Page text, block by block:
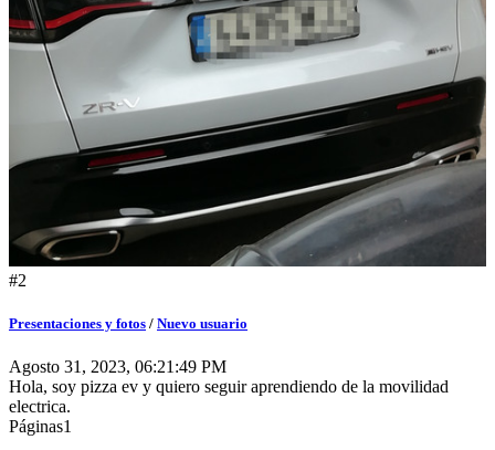
#2
Presentaciones y fotos / Nuevo usuario
Agosto 31, 2023, 06:21:49 PM
Hola, soy pizza ev y quiero seguir aprendiendo de la movilidad
electrica.
Páginas1